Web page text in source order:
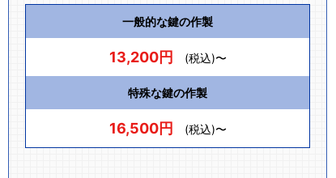
一般的な鍵の作製
13,200円 (税込)〜
特殊な鍵の作製
16,500円 (税込)〜